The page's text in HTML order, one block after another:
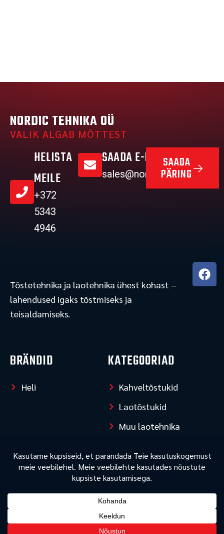
NORDIC TEHNIKA OÜ
VALIK ALGAB MÕTTEST
HELISTA
MEILE
+372
5343
4946
SAADA E-MAIL
sales@nordictehnika.ee
SAADA
PÄRING
Tõstetehnika ja laotehnika ühest kohast –
lahendused igaks tõstmiseks ja
teisaldamiseks.
F
a
BRÄNDID
Heli
KATEGOORIAD
Kahveltõstukid
Laotõstukid
Muu laotehnika
LISAINFO
Privaatsuspoliitika
Kõik õigused kaitstud © 2026 Nordictehnika